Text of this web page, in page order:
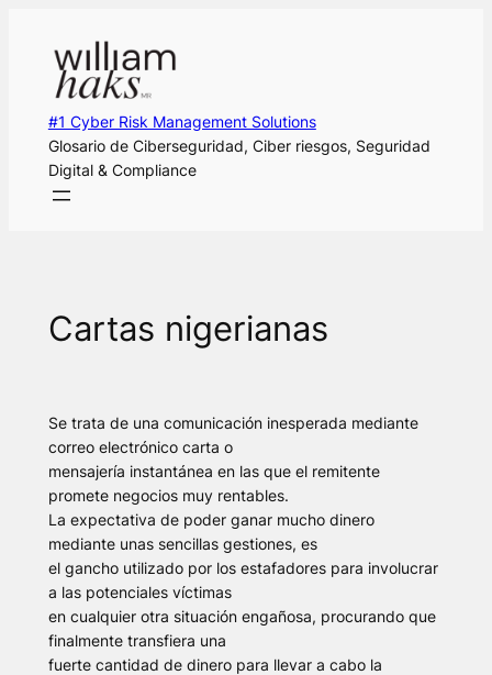
contenido
#1 Cyber Risk Management Solutions
Glosario de Ciberseguridad, Ciber riesgos, Seguridad
Digital & Compliance
Cartas nigerianas
Se trata de una comunicación inesperada mediante
correo electrónico carta o
mensajería instantánea en las que el remitente
promete negocios muy rentables.
La expectativa de poder ganar mucho dinero
mediante unas sencillas gestiones, es
el gancho utilizado por los estafadores para involucrar
a las potenciales víctimas
en cualquier otra situación engañosa, procurando que
finalmente transfiera una
fuerte cantidad de dinero para llevar a cabo la